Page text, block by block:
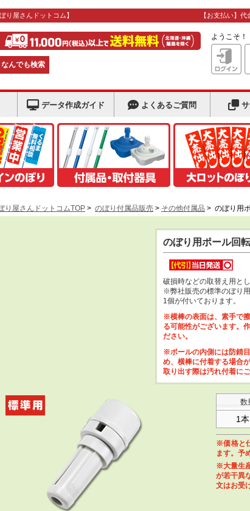
ぼり屋さんドットコム】 【お支払い】
なんでも検索
ようこそ
データ作成ガイド よくあるご質問 サ
り屋さんドットコムTOP > のぼり付属品販売 > その他付属品 > のぼり用
のぼり用ポール回
破損時などの取替え用と
※弊社販売の標準のぼり
1個が付いております。
※横棒の表面は、素手で
る可能性がございます。
ださい。
※ポールの内側には防錆
め、横棒に付着する場合
取り出す際は汚れ付着に
数
1
※価格と
ます。予
※大量生
が若干異
文はお受